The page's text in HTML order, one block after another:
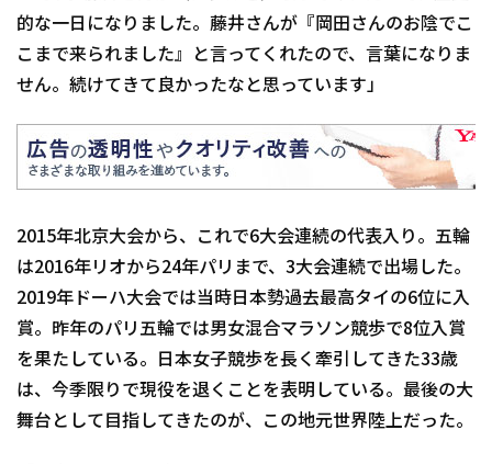
的な一日になりました。藤井さんが『岡田さんのお陰でこ
こまで来られました』と言ってくれたので、言葉になりま
せん。続けてきて良かったなと思っています」
2015年北京大会から、これで6大会連続の代表入り。五輪
は2016年リオから24年パリまで、3大会連続で出場した。
2019年ドーハ大会では当時日本勢過去最高タイの6位に入
賞。昨年のパリ五輪では男女混合マラソン競歩で8位入賞
を果たしている。日本女子競歩を長く牽引してきた33歳
は、今季限りで現役を退くことを表明している。最後の大
舞台として目指してきたのが、この地元世界陸上だった。